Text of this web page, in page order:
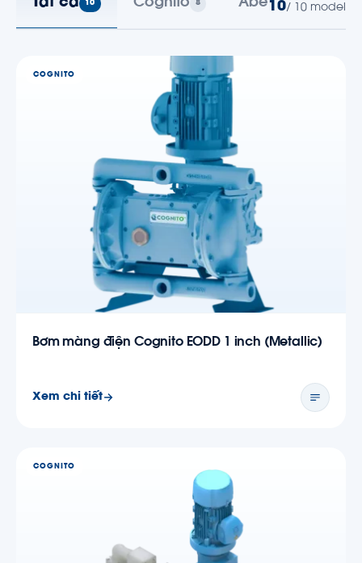
Tất cả 10 Cognito 8 Abel 2
10/ 10 model
COGNITO
Bơm màng điện Cognito EODD 1 inch (Metallic)
Xem chi tiết
COGNITO